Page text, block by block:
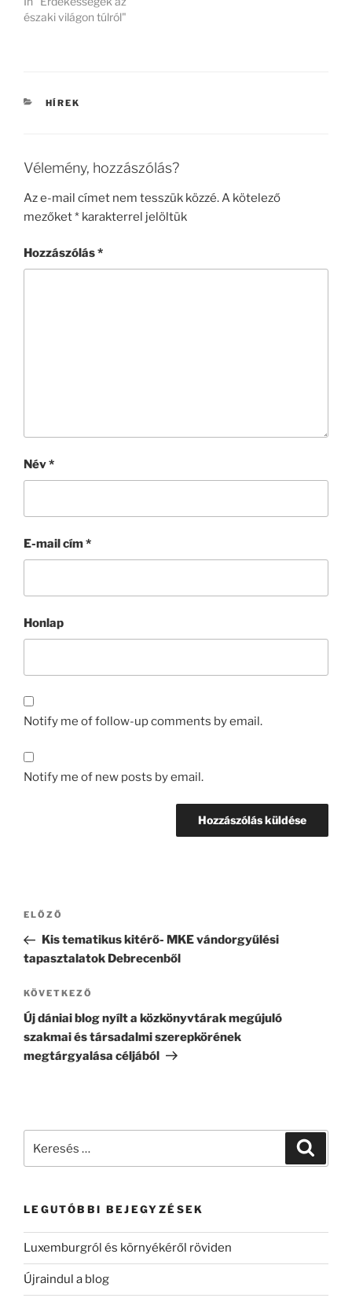
északi világon túlról"
KATEGÓRIÁK
HÍREK
Vélemény, hozzászólás?
Az e-mail címet nem tesszük közzé.A kötelező
mezőket* karakterrel jelöltük
Hozzászólás*
Név*
E-mail cím*
Honlap
Notify me of follow-up comments by email.
Notify me of new posts by email.
Bejegyzés
Korábbi
bejegyzés
ELŐZŐ
Kis tematikus kitérő- MKE vándorgyűlési
tapasztalatok Debrecenből
Következő
bejegyzés
KÖVETKEZŐ
Új dániai blog nyílt a közkönyvtárak megújuló
szakmai és társadalmi szerepkörének
megtárgyalása céljából
LEGUTÓBBI BEJEGYZÉSEK
Luxemburgról és környékéről röviden
Újraindul a blog